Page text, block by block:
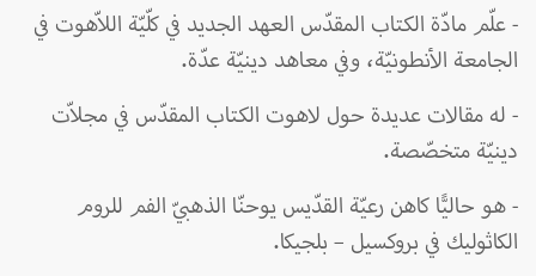
- علّم مادّة الكتاب المقدّس العهد الجديد في كلّيّة اللاّهوت في
الجامعة الأنطونيّة، وفي معاهد دينيّة عدّة.
- له مقالات عديدة حول لاهوت الكتاب المقدّس في مجلاّت
دينيّة متخصّصة.
- هو حاليًّا كاهن رعيّة القدّيس يوحنّا الذهبيّ الفم للروم
الكاثوليك في بروكسيل – بلجيكا.